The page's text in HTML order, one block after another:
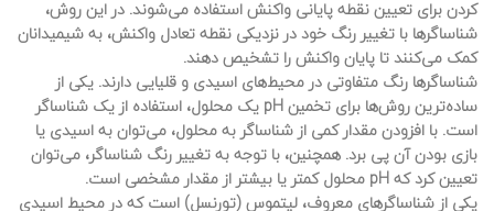
کردن برای تعیین نقطه پایانی واکنش استفاده می‌شوند. در این روش،
شناساگرها با تغییر رنگ خود در نزدیکی نقطه تعادل واکنش، به شیمیدانان
کمک می‌کنند تا پایان واکنش را تشخیص دهند.
شناساگرها رنگ متفاوتی در محیط‌های اسیدی و قلیایی دارند. یکی از
ساده‌ترین روش‌ها برای تخمین pH یک محلول، استفاده از یک شناساگر
است. با افزودن مقدار کمی از شناساگر به محلول، می‌توان به اسیدی یا
بازی بودن آن پی برد. همچنین، با توجه به تغییر رنگ شناساگر، می‌توان
تعیین کرد که pH محلول کمتر یا بیشتر از مقدار مشخصی است.
یکی از شناساگرهای معروف، لیتموس (تورنسل) است که در محیط اسیدی